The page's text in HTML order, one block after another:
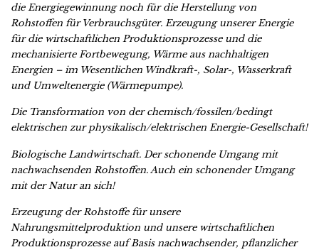
die Energiegewinnung noch für die Herstellung von
Rohstoffen für Verbrauchsgüter. Erzeugung unserer Energie
für die wirtschaftlichen Produktionsprozesse und die
mechanisierte Fortbewegung, Wärme aus nachhaltigen
Energien – im Wesentlichen Windkraft-, Solar-, Wasserkraft
und Umweltenergie (Wärmepumpe).
Die Transformation von der chemisch/fossilen/bedingt
elektrischen zur physikalisch/elektrischen Energie-Gesellschaft!
Biologische Landwirtschaft. Der schonende Umgang mit
nachwachsenden Rohstoffen. Auch ein schonender Umgang
mit der Natur an sich!
Erzeugung der Rohstoffe für unsere
Nahrungsmittelproduktion und unsere wirtschaftlichen
Produktionsprozesse auf Basis nachwachsender, pflanzlicher